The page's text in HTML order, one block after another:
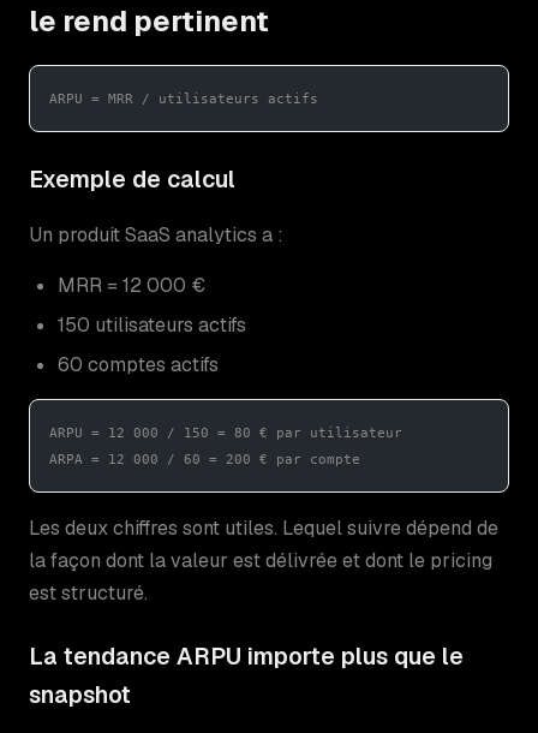
le rend pertinent
ARPU = MRR / utilisateurs actifs
Exemple de calcul
Un produit SaaS analytics a :
MRR = 12 000 €
150 utilisateurs actifs
60 comptes actifs
ARPU = 12 000 / 150 = 80 € par utilisateur
ARPA = 12 000 / 60 = 200 € par compte
Les deux chiffres sont utiles. Lequel suivre dépend de
la façon dont la valeur est délivrée et dont le pricing
est structuré.
La tendance ARPU importe plus que le
snapshot